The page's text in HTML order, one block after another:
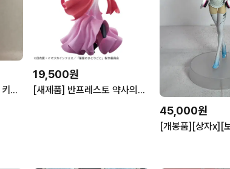
미개봉) 비스크돌 그비돌 키타가와마린 반프레스토 G&G 아리사 피규어
19,500원
[새제품] 반프레스토 약사의혼잣말 마오마오 (A769)
45,000원